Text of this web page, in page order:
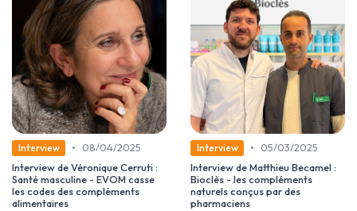
Interview •
08/04/2025
Interview de Véronique Cerruti :
Santé masculine - EVOM casse
les codes des compléments
alimentaires
Interview •
05/03/2025
Interview de Matthieu Becamel :
Bioclès - les compléments
naturels conçus par des
pharmaciens